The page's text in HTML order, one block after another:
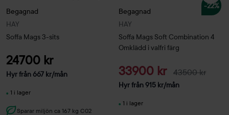
HAY
Begagnad
Soffa Mags 3-sits
24700 kr
Hyr från667 kr/mån
1 i lager
Sparar miljön ca 167 kg C02
-22%
HAY
Begagnad
Soffa Mags Soft Combination 4
Omklädd i valfri färg
33900 kr 43500 kr
Hyr från915 kr/mån
1 i lager